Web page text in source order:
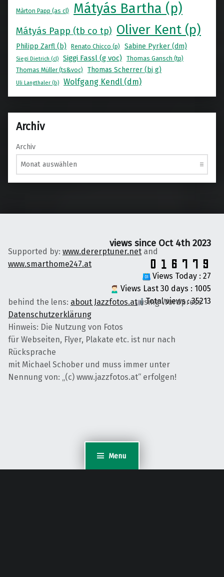
Menu
Màrton Papp (as cl) Mátyás Bartha (p)
Mátyás Papp (tb co tp) Oliver Kent (p)
Philipp Zarfl (b) Renato Chicco (p) Sabine Pyrker (dm)
Siegi Dietrich (cl) Siggi Fassl (g voc)
Thomas Gansch (tp)
Thomas Müller (ts&voc)
Thomas Scherrer (bj g)
Uli Langthaler (b) Wolfgang Kendl (dm)
Archiv
Archiv
Supported by: www.dererptuner.net and
www.smarthome247.at
behind the lens: about Jazzfotos.atusing Wordpress
Datenschutzerklärung
Hinweis: Die Nutzung von Fotos
für Webseiten, Flyer, Plakate etc. ist nur nach
Rücksprache
mit Michael Schober und muss immer unter
Nennung von: „(c) www.jazzfotos.at“ erfolgen!
views since Oct 4th 2023
Views Today : 27
Views Last 30 days : 1005
Total views : 35213